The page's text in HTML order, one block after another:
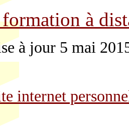
à
à jour 5 mai
internet